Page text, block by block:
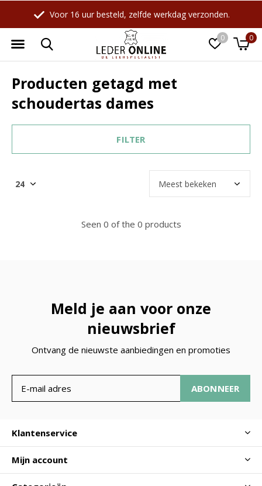
0 0
Voor 16 uur besteld, zelfde werkdag verzonden.
Producten getagd met
schoudertas dames
FILTER
Seen 0 of the 0 products
Meld je aan voor onze
nieuwsbrief
Ontvang de nieuwste aanbiedingen en promoties
ABONNEER
Klantenservice
Mijn account